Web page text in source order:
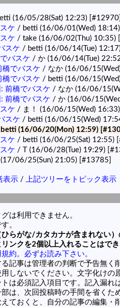
(16/05/28(Sat) 12:23) [#12970]
ケ / betti (16/06/01(Wed) 18:14)
ケ / take (16/06/02(Thu) 10:35)
スケ / betti (16/06/14(Tue)
バスケ / か (16/06/14(Tue)
橋でバスケ / なか (16/06/
橋でバスケ / betti (16/06/
前橋でバスケ / なか (16/06/
前橋でバスケ / か (16/06/
ケ / ま！ (16/06/15(Wed) 16:33)
スケ / betti (16/06/15(Wed)
(16/06/20(Mon) 12:59)
ケ / betti (16/06/25(Sat) 12:55)
ケ / T (16/06/28(Tue) 19:29)
06/25(Sun) 21:05) [#13785]
表示/ 上記ツリーをトピック表示
は利用できません。
。
ひらがな/カタカナが含まれない
リンクを2個以上入れることはで
約。必ずお読み下さい。
記事は管理者の判断で予告無く
しないでください。文字化けの
は必須記入項目です。記入漏れ
は、次回投稿時の手間を省くた
ておくと、自分の記事の編集・